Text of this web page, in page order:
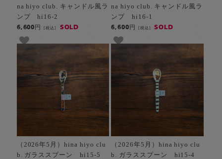
na hiyo club. キャンドル風ラ
ンプ hi16-2
6,600円[税込] SOLD
na hiyo club. キャンドル風ラ
ンプ hi16-1
6,600円 [税込] SOLD
（2026年5月）hina hiyo clu
b. ガラススプーン hi15-5
（2026年5月）hina hiyo clu
b. ガラススプーン hi15-4